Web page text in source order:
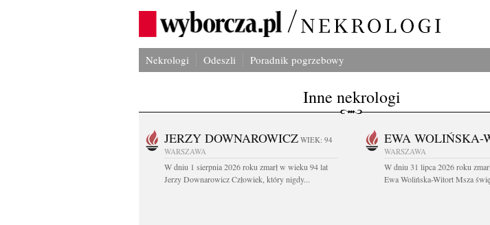
Nekrologi Odeszli Poradnik pogrzebowy
Inne nekrologi
JERZY DOWNAROWICZ WIEK: 94
WARSZAWA
W dniu 1 sierpnia 2026 roku zmarł w wieku 94 lat
Jerzy Downarowicz Człowiek, który nigdy...
EWA WOLIŃSKA-
WARSZAWA
W dniu 31 lipca 2026 roku
Ewa Wolińska-Witort Msza